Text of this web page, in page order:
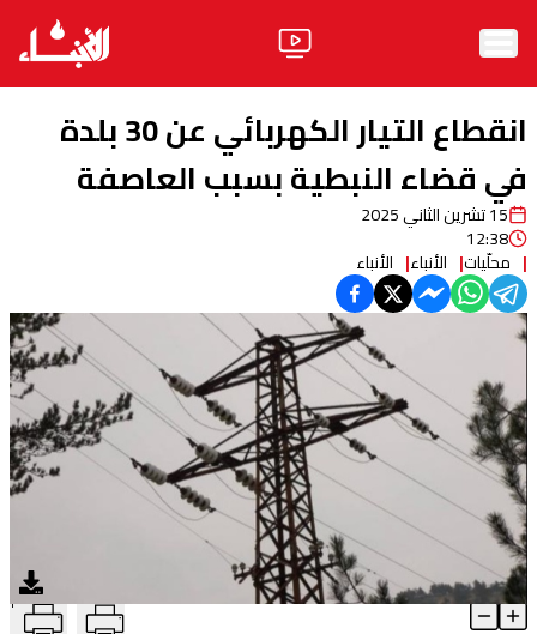
الأخبار
ثقافة ومجتمع
منوعات
آراء
فيديو
مواقف
وليد جنبلاطالحزب
ابحث
انقطاع التيار الكهربائي عن 30 بلدة
في قضاء النبطية بسبب العاصفة
15 تشرين الثاني 2025
12:38
محلّيات الأنباء الأنباء
انقطاع التيار الكهربائي عن 30 بلدة في قضاء النبطية بسبب العاصفة T